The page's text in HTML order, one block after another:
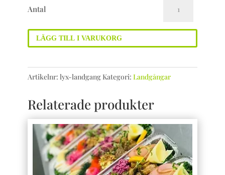
Antal
Landgång
mängd
LÄGG TILL I VARUKORG
Artikelnr: lyx-landgang Kategori: Landgångar
Relaterade produkter